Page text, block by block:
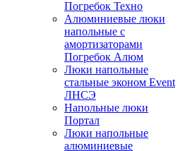
Погребок Техно
Алюминиевые люки
напольные с
амортизаторами
Погребок Алюм
Люки напольные
стальные эконом Event
ЛНСЭ
Напольные люки
Портал
Люки напольные
алюминиевые